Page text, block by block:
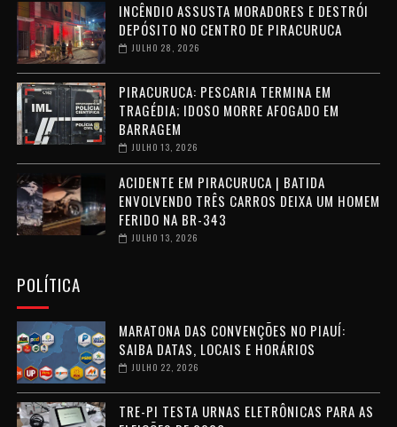
INCÊNDIO ASSUSTA MORADORES E DESTRÓI
DEPÓSITO NO CENTRO DE PIRACURUCA
JULHO 28, 2026
PIRACURUCA: PESCARIA TERMINA EM
TRAGÉDIA; IDOSO MORRE AFOGADO EM
BARRAGEM
JULHO 13, 2026
ACIDENTE EM PIRACURUCA | BATIDA
ENVOLVENDO TRÊS CARROS DEIXA UM HOMEM
FERIDO NA BR-343
JULHO 13, 2026
POLÍTICA
MARATONA DAS CONVENÇÕES NO PIAUÍ:
SAIBA DATAS, LOCAIS E HORÁRIOS
JULHO 22, 2026
TRE-PI TESTA URNAS ELETRÔNICAS PARA AS